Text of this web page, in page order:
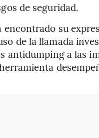
de seguridad.
su
de la llamada
antidumping a las